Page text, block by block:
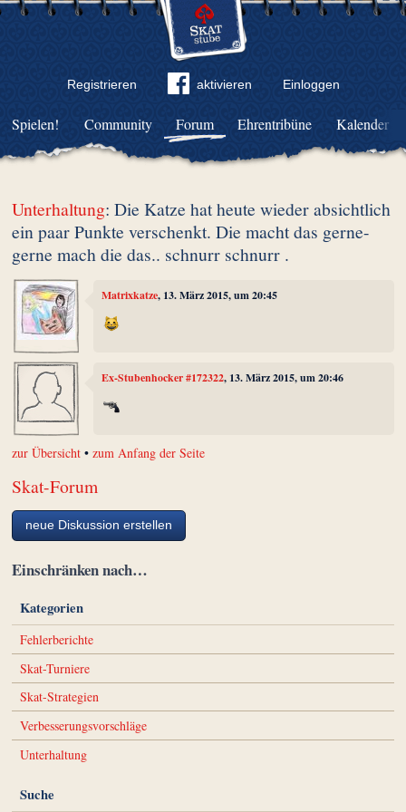
Registrieren aktivieren Einloggen
Community Forum Ehrentribüne Kalender
Spielen!
Unterhaltung: Die Katze hat heute wieder absichtlich
ein paar Punkte verschenkt. Die macht das gerne-
gerne mach die das.. schnurr schnurr .
Matrixkatze, 13. März 2015, um 20:45
Ex-Stubenhocker #172322, 13. März 2015, um 20:46
zur Übersicht •zum Anfang der Seite
Skat-Forum
neue Diskussion erstellen
Einschränken nach…
Kategorien
Fehlerberichte
Skat-Turniere
Skat-Strategien
Verbesserungsvorschläge
Unterhaltung
Suche